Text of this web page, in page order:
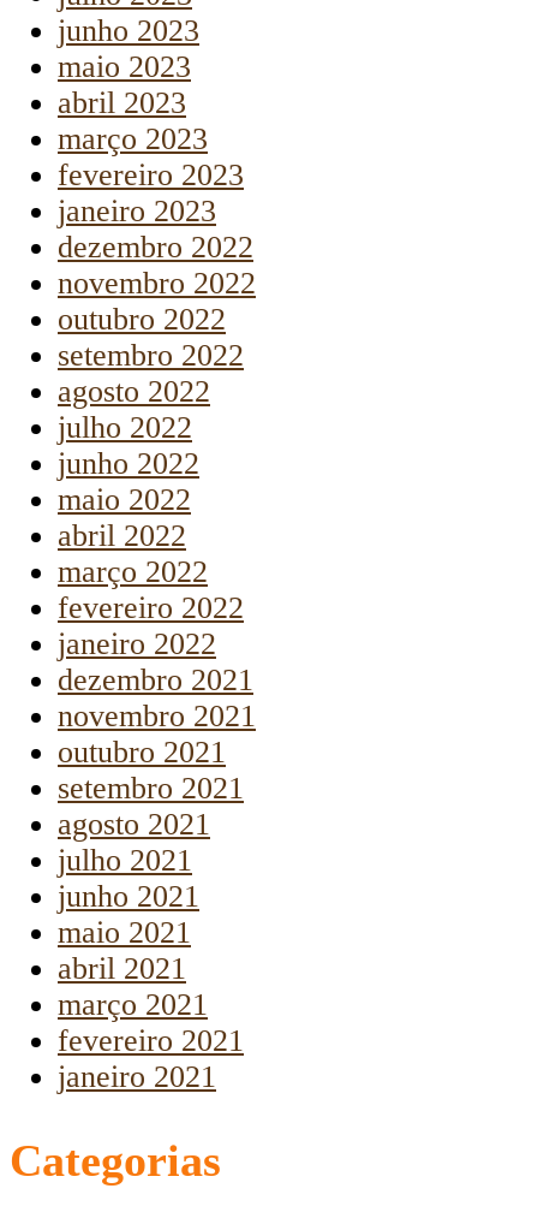
junho 2023
maio 2023
abril 2023
março 2023
fevereiro 2023
janeiro 2023
dezembro 2022
novembro 2022
outubro 2022
setembro 2022
agosto 2022
julho 2022
junho 2022
maio 2022
abril 2022
março 2022
fevereiro 2022
janeiro 2022
dezembro 2021
novembro 2021
outubro 2021
setembro 2021
agosto 2021
julho 2021
junho 2021
maio 2021
abril 2021
março 2021
fevereiro 2021
janeiro 2021
Categorias